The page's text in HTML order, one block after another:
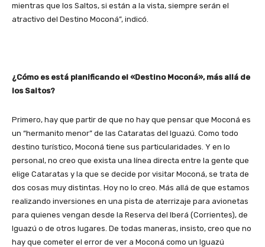
mientras que los Saltos, si están a la vista, siempre serán el
atractivo del Destino Moconá”, indicó.
¿Cómo es está planificando el «Destino Moconá», más allá de
los Saltos?
Primero, hay que partir de que no hay que pensar que Moconá es
un “hermanito menor” de las Cataratas del Iguazú. Como todo
destino turístico, Moconá tiene sus particularidades. Y en lo
personal, no creo que exista una línea directa entre la gente que
elige Cataratas y la que se decide por visitar Moconá, se trata de
dos cosas muy distintas. Hoy no lo creo. Más allá de que estamos
realizando inversiones en una pista de aterrizaje para avionetas
para quienes vengan desde la Reserva del Iberá (Corrientes), de
Iguazú o de otros lugares. De todas maneras, insisto, creo que no
hay que cometer el error de ver a Moconá como un Iguazú